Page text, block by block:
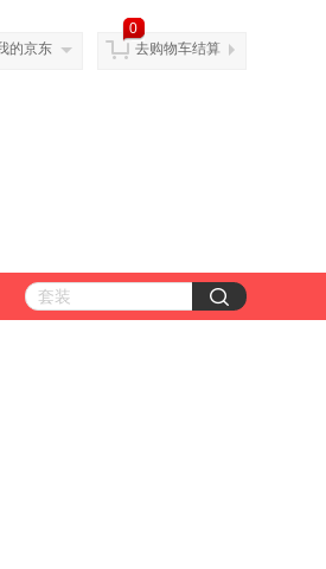
的京东
0
去购物车结算